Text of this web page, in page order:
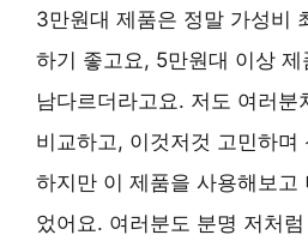
3만원대 제품은 정말 가성비
하기 좋고요, 5만원대 이상 제
남다르더라고요. 저도 여러분
비교하고, 이것저것 고민하며
하지만 이 제품을 사용해보고
었어요. 여러분도 분명 저처